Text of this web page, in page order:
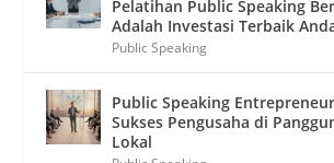
Pelatihan Public Speaking
Adalah Investasi Terbaik
Public Speaking
Public Speaking
Sukses Pengusaha di
Lokal